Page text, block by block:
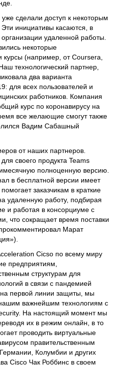
сделали доступ к некоторым
инициативы касаются, в
удаленной работы.
некоторые
(например, от Coursera,
технологический партнер,
два варианта
для всех пользователей и
работников. Компания
курс по коронавирусу на
все желающие смогут также
Вадим Сабашный
от наших партнеров.
своего продукта Teams
полноценную версию.
в бесплатной версии имеет
заказчикам в краткие
удаленную работу, подбирая
и работая в консорциуме с
что сокращает время поставки
Марат
Cicso по всему миру
предприятиям,
структурам для
в связи с пандемией
первой линии защиты, мы
важнейшим технологиям с
На настоящий момент мы
их в режим онлайн, в то
проводить виртуальные
правительственным
Колумбии и других
Cisco Чак Роббинс в своем